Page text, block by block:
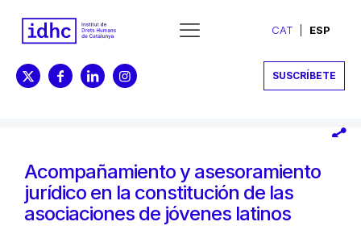
CAT ESP
SUSCRÍBETE
Acompañamiento y asesoramiento
jurídico en la constitución de las
asociaciones de jóvenes latinos